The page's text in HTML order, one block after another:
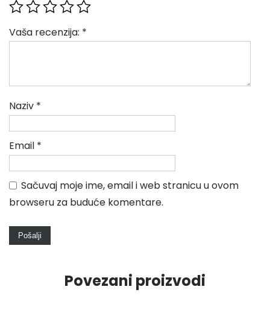
Vaša recenzija: *
Naziv *
Email *
Sačuvaj moje ime, email i web stranicu u ovom
browseru za buduće komentare.
Povezani proizvodi